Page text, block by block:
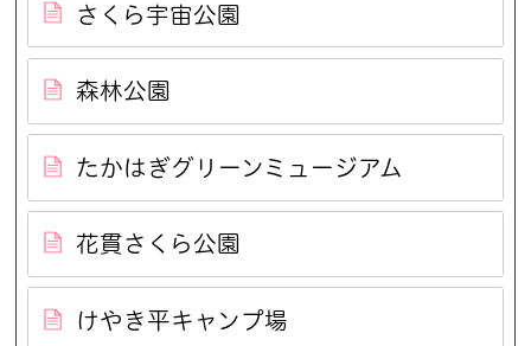
さくら宇宙公園
森林公園
たかはぎグリーンミュージアム
花貫さくら公園
けやき平キャンプ場